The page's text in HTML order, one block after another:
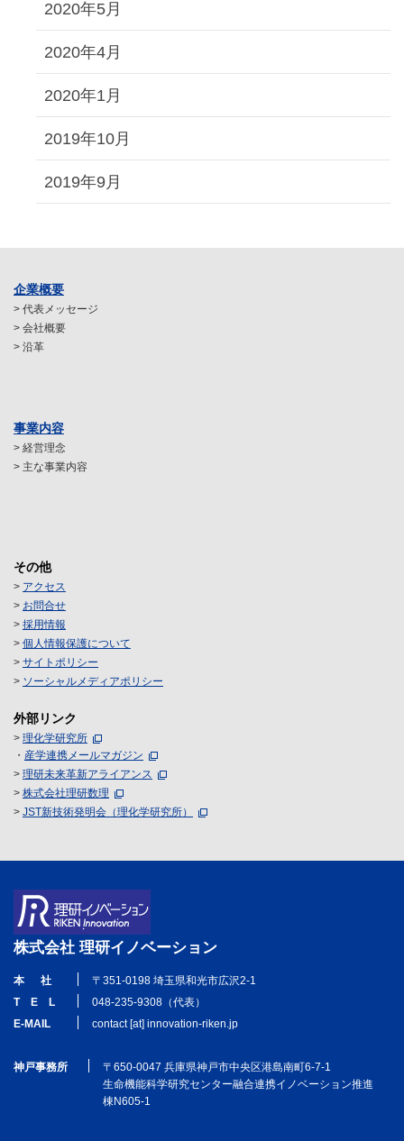
2020年5月
2020年4月
2020年1月
2019年10月
2019年9月
企業概要
> 代表メッセージ
> 会社概要
> 沿革
事業内容
> 経営理念
> 主な事業内容
その他
> アクセス
> お問合せ
> 採用情報
> 個人情報保護について
> サイトポリシー
> ソーシャルメディアポリシー
外部リンク
> 理化学研究所
・ 産学連携メールマガジン
> 理研未来革新アライアンス
> 株式会社理研数理
> JST新技術発明会（理化学研究所）
株式会社 理研イノベーション
本 社
〒351-0198 埼玉県和光市広沢2-1
T E L
048-235-9308（代表）
E-MAIL
contact [at] innovation-riken.jp
神戸事務所
〒650-0047 兵庫県神戸市中央区港島南町6-7-1
生命機能科学研究センター融合連携イノベーション推進
棟N605-1